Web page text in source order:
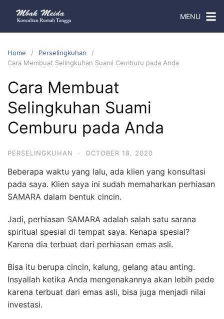
MENU
Home
Perselingkuhan
Cara Membuat Selingkuhan Suami Cemburu pada Anda
Cara Membuat
Selingkuhan Suami
Cemburu pada Anda
PERSELINGKUHAN · OCTOBER 18, 2020
Beberapa waktu yang lalu, ada klien yang konsultasi
pada saya. Klien saya ini sudah memaharkan perhiasan
SAMARA dalam bentuk cincin.
Jadi, perhiasan SAMARA adalah salah satu sarana
spiritual spesial di tempat saya. Kenapa spesial?
Karena dia terbuat dari perhiasan emas asli.
Bisa itu berupa cincin, kalung, gelang atau anting.
Insyallah ketika Anda mengenakannya akan lebih pede
karena terbuat dari emas asli, bisa juga menjadi nilai
investasi.